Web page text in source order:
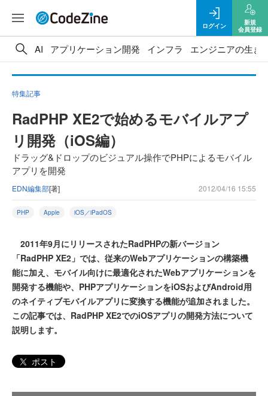
ログイン
新規
会員登録
AI アプリケーション開発 インフラ エンジニアの生き
特集記事
RadPHP XE2で始めるモバイルアプ
リ開発（iOS編）
ドラッグ&ドロップのビジュアル操作でPHPによるモバイル
アプリを開発
EDN編集部[著] 2012/04/16 15:55
PHP Apple iOS／iPadOS
2011年9月にリリースされたRadPHPの新バージョン
「RadPHP XE2」では、従来のWebアプリケーションの構築機
能に加え、モバイル向けに最適化されたWebアプリケーションを
開発する機能や、PHPアプリケーションをiOSおよびAndroid用
のネイティブモバイルアプリに変換する機能が追加されました。
この記事では、RadPHP XE2でのiOSアプリの開発方法について
説明します。
ポスト